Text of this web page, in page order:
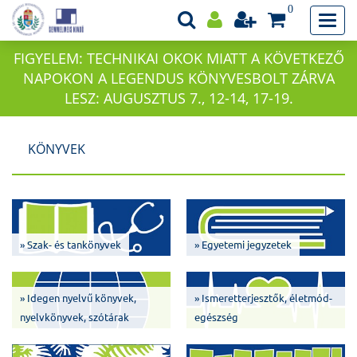
0
FIGYELEM: TECHNIKAI OKOK MIATT A KÖVETKEZŐ
NAPOKON A LEGENDUS KÖNYVESBOLT ZÁRVA
LESZ: AUGUSZTUS 7., 12-14, 17-19.
KÖNYVEK
» Szak- és tankönyvek » Egyetemi jegyzetek
» Idegen nyelvű könyvek,
nyelvkönyvek, szótárak
» Ismeretterjesztők, életmód-
egészség